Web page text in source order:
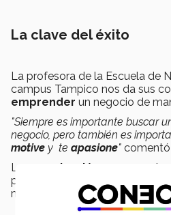
La clave del éxito
La profesora de la Escuela de
campus Tampico nos da sus
emprender un negocio de
"Siempre es importante buscar
negocio, pero también es
motive y te apasione" comentó
La
organización
no se queda
puntos más importantes al
más aún cuando eres